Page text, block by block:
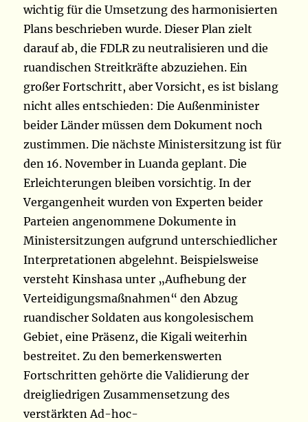
wichtig für die Umsetzung des harmonisierten
Plans beschrieben wurde. Dieser Plan zielt
darauf ab, die FDLR zu neutralisieren und die
ruandischen Streitkräfte abzuziehen. Ein
großer Fortschritt, aber Vorsicht, es ist bislang
nicht alles entschieden: Die Außenminister
beider Länder müssen dem Dokument noch
zustimmen. Die nächste Ministersitzung ist für
den 16. November in Luanda geplant. Die
Erleichterungen bleiben vorsichtig. In der
Vergangenheit wurden von Experten beider
Parteien angenommene Dokumente in
Ministersitzungen aufgrund unterschiedlicher
Interpretationen abgelehnt. Beispielsweise
versteht Kinshasa unter „Aufhebung der
Verteidigungsmaßnahmen“ den Abzug
ruandischer Soldaten aus kongolesischem
Gebiet, eine Präsenz, die Kigali weiterhin
bestreitet. Zu den bemerkenswerten
Fortschritten gehörte die Validierung der
dreigliedrigen Zusammensetzung des
verstärkten Ad-hoc-